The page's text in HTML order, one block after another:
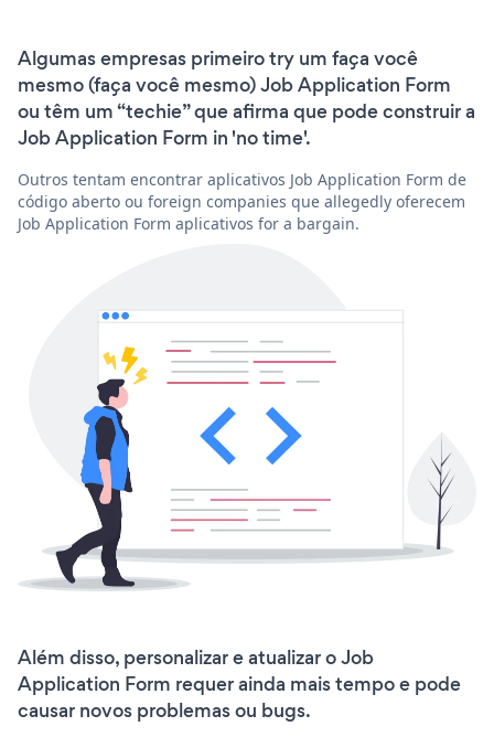
Algumas empresas primeiro try um faça você
mesmo (faça você mesmo) Job Application Form
ou têm um “techie” que afirma que pode construir a
Job Application Form in 'no time'.
Outros tentam encontrar aplicativos Job Application Form de
código aberto ou foreign companies que allegedly oferecem
Job Application Form aplicativos for a bargain.
Além disso, personalizar e atualizar o Job
Application Form requer ainda mais tempo e pode
causar novos problemas ou bugs.